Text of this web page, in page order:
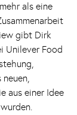
als eine
gibt Dirk
Unilever Food
aus einer Idee